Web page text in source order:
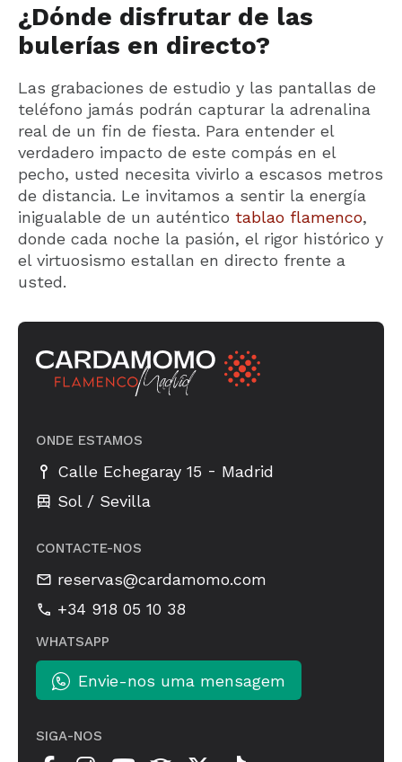
¿Dónde disfrutar de las
bulerías en directo?
Las grabaciones de estudio y las pantallas de
teléfono jamás podrán capturar la adrenalina
real de un fin de fiesta. Para entender el
verdadero impacto de este compás en el
pecho, usted necesita vivirlo a escasos metros
de distancia. Le invitamos a sentir la energía
inigualable de un auténtico tablao flamenco,
donde cada noche la pasión, el rigor histórico y
el virtuosismo estallan en directo frente a
usted.
ONDE ESTAMOS
Calle Echegaray 15 - Madrid
Sol / Sevilla
CONTACTE-NOS
reservas@cardamomo.com
+34 918 05 10 38
WHATSAPP
Envie-nos uma mensagem
SIGA-NOS